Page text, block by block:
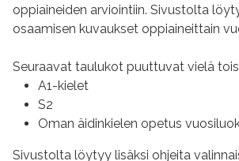
oppiaineiden arviointiin. Sivustolta
osaamisen kuvaukset oppiaineittain
Seuraavat taulukot puuttuvat vielä
A1-kielet
S2
Oman äidinkielen opetus
Sivustolta löytyy lisäksi ohjeita